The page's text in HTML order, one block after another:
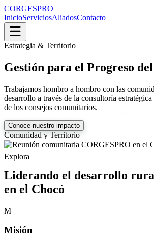
CORGESPRO
InicioServiciosAliadosContacto
Estrategia & Territorio
Gestión para el Progreso
Trabajamos hombro a hombro con las
desarrollo a través de la consultoría
de los consejos comunitarios.
Conoce nuestro impacto
Comunidad y Territorio
Explora
Liderando el desarrollo
en el Chocó
M
Misión